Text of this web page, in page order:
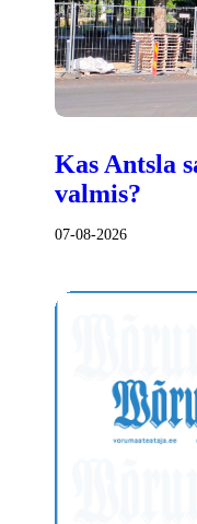
Kas Antsla
valmis?
07-08-2026